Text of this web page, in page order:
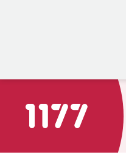
Till startsidan för 1177